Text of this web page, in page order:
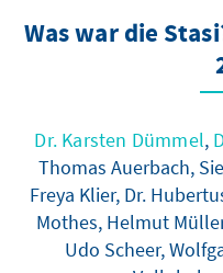
Was war die
Dr. Karsten Dümmel,
Thomas Auerbach,
Freya Klier, Dr.
Mothes, Helmut
Udo Scheer,